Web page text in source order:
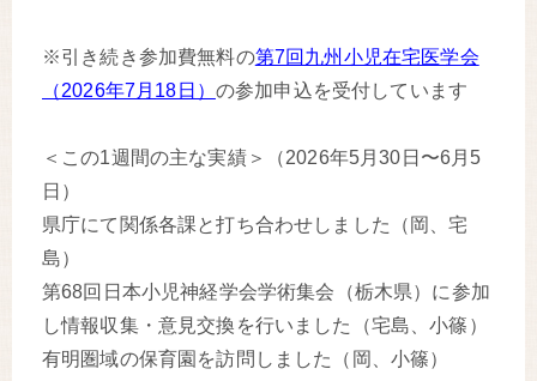
※引き続き参加費無料の第7回九州小児在宅医学会
（2026年7月18日） の参加申込を受付しています
＜この1週間の主な実績＞（2026年5月30日〜6月5
日）
県庁にて関係各課と打ち合わせしました（岡、宅
島）
第68回日本小児神経学会学術集会（栃木県）に参加
し情報収集・意見交換を行いました（宅島、小篠）
有明圏域の保育園を訪問しました（岡、小篠）